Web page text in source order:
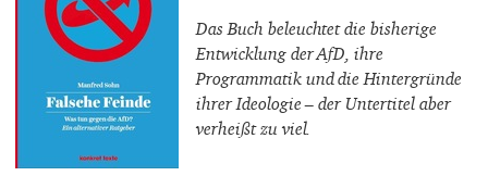
Das Buch beleuchtet die bisherige
Entwicklung der AfD, ihre
Programmatik und die Hintergründe
ihrer Ideologie – der Untertitel aber
verheißt zu viel.